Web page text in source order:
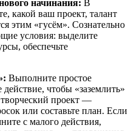
начинания: В
какой ваш проект, талант
этим «гусём». Сознательно
условия: выделите
обеспечьте
Выполните простое
чтобы «заземлить»
проект —
или составьте план. Если
с малого действия,